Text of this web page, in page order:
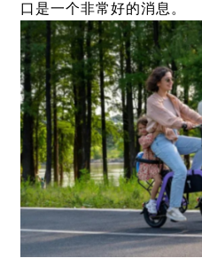
口是一个非常好的消息。